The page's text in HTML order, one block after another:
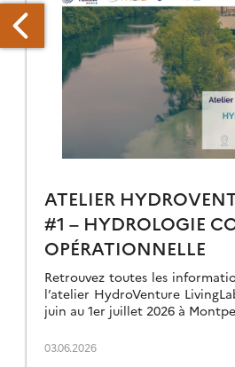
ATELIER
#1 – HYDROLOGIE
OPÉRATIONNELLE
Retrouvez toutes les
l’atelier HydroVenture
juin au 1er juillet 2026 à
03.06.2026